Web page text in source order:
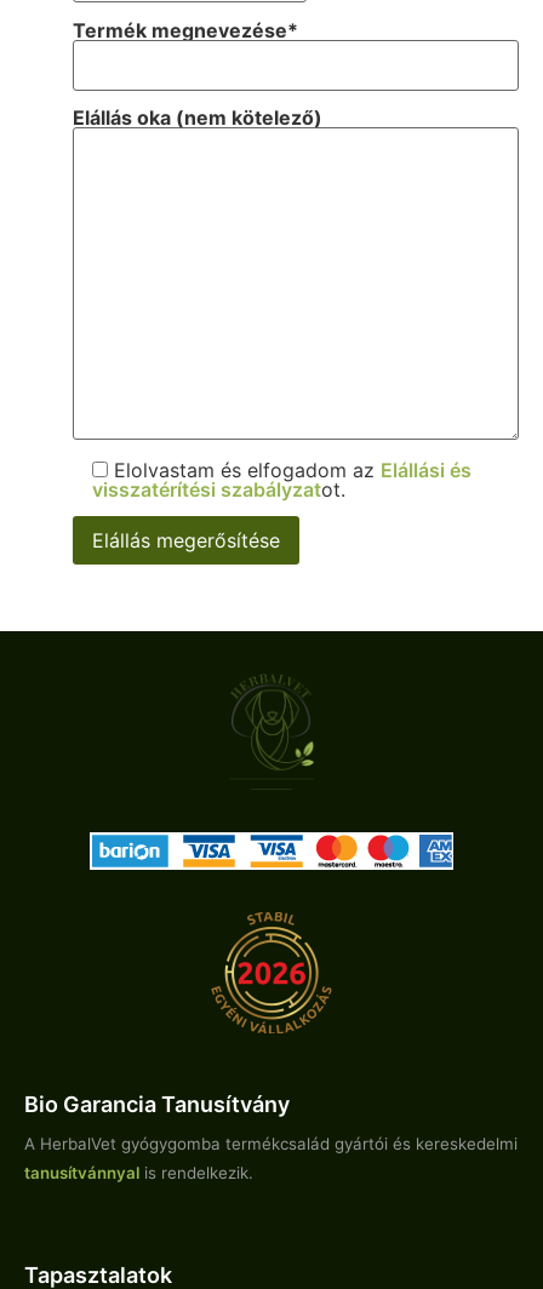
Termék megnevezése*
Elállás oka (nem kötelező)
Elolvastam és elfogadom az Elállási és
visszatérítési szabályzatot.
Bio Garancia Tanusítvány
A HerbalVet gyógygomba termékcsalád gyártói és kereskedelmi
tanusítvánnyal is rendelkezik.
Tapasztalatok